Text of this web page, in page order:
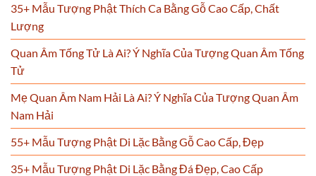
35+ Mẫu Tượng Phật Thích Ca Bằng Gỗ Cao Cấp, Chất
Lượng
Quan Âm Tống Tử Là Ai? Ý Nghĩa Của Tượng Quan Âm Tống
Tử
Mẹ Quan Âm Nam Hải Là Ai? Ý Nghĩa Của Tượng Quan Âm
Nam Hải
55+ Mẫu Tượng Phật Di Lặc Bằng Gỗ Cao Cấp, Đẹp
35+ Mẫu Tượng Phật Di Lặc Bằng Đá Đẹp, Cao Cấp